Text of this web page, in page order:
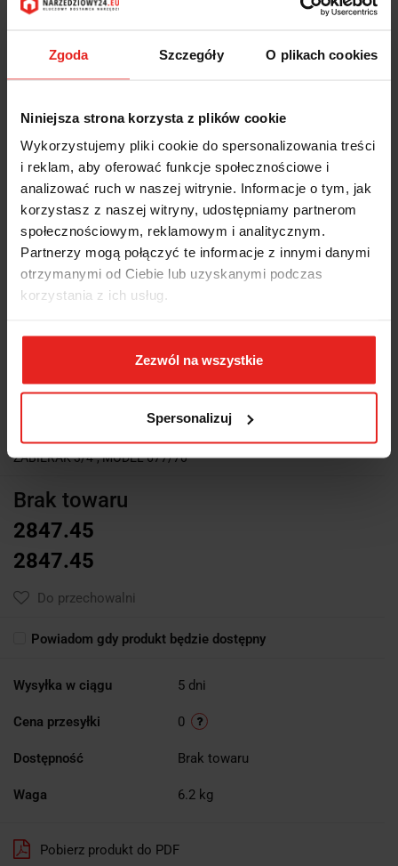
Zgoda Szczegóły O plikach cookies
Niniejsza strona korzysta z plików cookie
Wykorzystujemy pliki cookie do spersonalizowania treści
i reklam, aby oferować funkcje społecznościowe i
analizować ruch w naszej witrynie. Informacje o tym, jak
korzystasz z naszej witryny, udostępniamy partnerom
społecznościowym, reklamowym i analitycznym.
Partnerzy mogą połączyć te informacje z innymi danymi
otrzymanymi od Ciebie lub uzyskanymi podczas
korzystania z ich usług.
Zezwól na wszystkie
Spersonalizuj
KLUCZ DYNAMOMETRYCZNY "ŁAMANY", ZAKRES 150-700NM,
ZABIERAK 3/4", MODEL 677/70
Brak towaru
2847.45
2847.45
Do przechowalni
Powiadom gdy produkt będzie dostępny
Wysyłka w ciągu 5 dni
Cena przesyłki 0
Dostępność Brak towaru
Waga 6.2 kg
Pobierz produkt do PDF